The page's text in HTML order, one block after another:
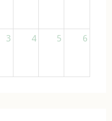
3 4 5 6